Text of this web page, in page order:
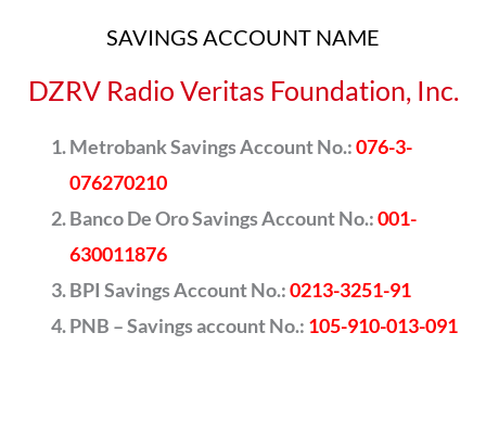
SAVINGS ACCOUNT NAME
DZRV Radio Veritas Foundation, Inc.
Metrobank Savings Account No.:076-3-
076270210
Banco De Oro Savings Account No.:001-
630011876
BPI Savings Account No.:0213-3251-91
PNB – Savings account No.: 105-910-013-091